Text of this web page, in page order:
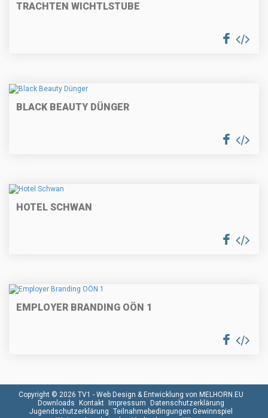
TRACHTEN WICHTLSTUBE
BLACK BEAUTY DÜNGER
HOTEL SCHWAN
EMPLOYER BRANDING OÖN 1
Copyright © 2026 TV1 - Web Design & Entwicklung von MELHORN.EU
Downloads
Kontakt Impressum
Datenschutzerklärung
Jugendschutzerklärung Teilnahmebedingungen Gewinnspiel